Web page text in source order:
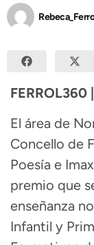
El área de
Concello de
Poesía e
premio que
enseñanza
Infantil y